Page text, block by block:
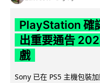
PlayStation 確
出重要通告
戲
Sony 已在 PS5 主機包裝